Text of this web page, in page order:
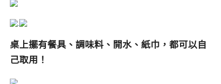
桌上擺有餐具、調味料、開水、紙巾，都可以自
己取用！